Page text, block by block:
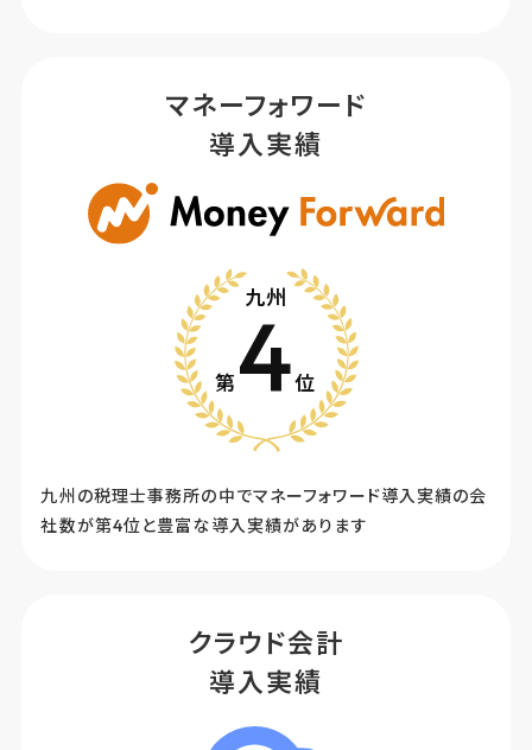
マネーフォワード
導入実績
九州
第 4位
九州の税理士事務所の中でマネーフォワード導入実績の会
社数が第4位と豊富な導入実績があります
クラウド会計
導入実績